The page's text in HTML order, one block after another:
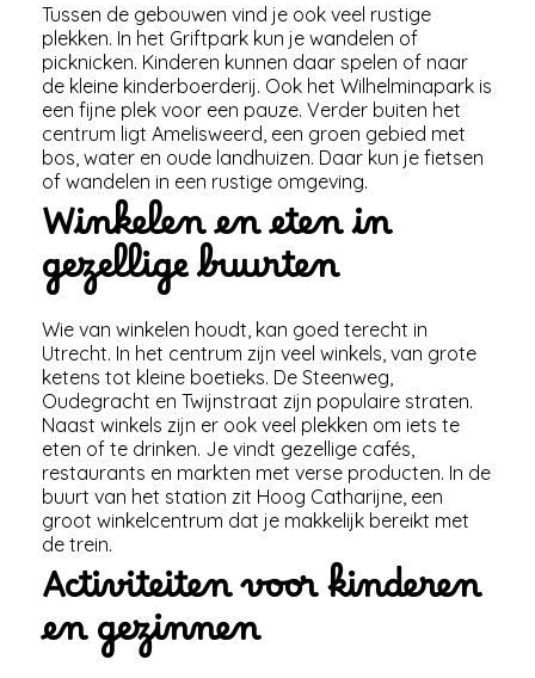
Tussen de gebouwen vind je ook veel rustige
plekken. In het Griftpark kun je wandelen of
picknicken. Kinderen kunnen daar spelen of naar
de kleine kinderboerderij. Ook het Wilhelminapark is
een fijne plek voor een pauze. Verder buiten het
centrum ligt Amelisweerd, een groen gebied met
bos, water en oude landhuizen. Daar kun je fietsen
of wandelen in een rustige omgeving.
Winkelen en eten in
gezellige buurten
Wie van winkelen houdt, kan goed terecht in
Utrecht. In het centrum zijn veel winkels, van grote
ketens tot kleine boetieks. De Steenweg,
Oudegracht en Twijnstraat zijn populaire straten.
Naast winkels zijn er ook veel plekken om iets te
eten of te drinken. Je vindt gezellige cafés,
restaurants en markten met verse producten. In de
buurt van het station zit Hoog Catharijne, een
groot winkelcentrum dat je makkelijk bereikt met
de trein.
Activiteiten voor kinderen
en gezinnen